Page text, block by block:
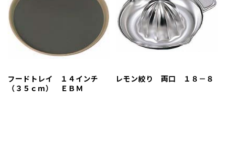
フードトレイ １４インチ
（３５ｃｍ） ＥＢＭ
レモン絞り 両口 １８－８